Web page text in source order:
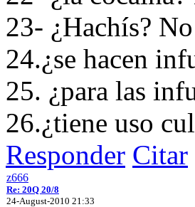
23- ¿Hachís? No
24.¿se hacen
25. ¿para las
26.¿tiene uso
Responder Citar
z666
Re: 20Q 20/8
24-August-2010 21:33